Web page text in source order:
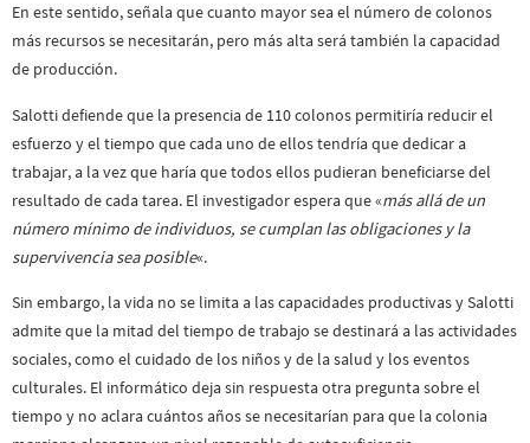
En este sentido, señala que cuanto mayor sea el número de colonos
más recursos se necesitarán, pero más alta será también la capacidad
de producción.
Salotti defiende que la presencia de 110 colonos permitiría reducir el
esfuerzo y el tiempo que cada uno de ellos tendría que dedicar a
trabajar, a la vez que haría que todos ellos pudieran beneficiarse del
resultado de cada tarea. El investigador espera que «más allá de un
número mínimo de individuos, se cumplan las obligaciones y la
supervivencia sea posible«.
Sin embargo, la vida no se limita a las capacidades productivas y Salotti
admite que la mitad del tiempo de trabajo se destinará a las actividades
sociales, como el cuidado de los niños y de la salud y los eventos
culturales. El informático deja sin respuesta otra pregunta sobre el
tiempo y no aclara cuántos años se necesitarían para que la colonia